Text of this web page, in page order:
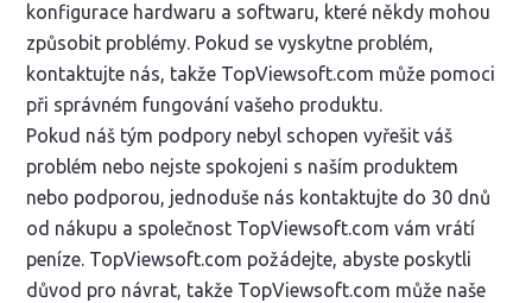
konfigurace hardwaru a softwaru, které někdy mohou
způsobit problémy. Pokud se vyskytne problém,
kontaktujte nás, takže TopViewsoft.com může pomoci
při správném fungování vašeho produktu.
Pokud náš tým podpory nebyl schopen vyřešit váš
problém nebo nejste spokojeni s naším produktem
nebo podporou, jednoduše nás kontaktujte do 30 dnů
od nákupu a společnost TopViewsoft.com vám vrátí
peníze. TopViewsoft.com požádejte, abyste poskytli
důvod pro návrat, takže TopViewsoft.com může naše